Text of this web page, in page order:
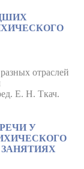
отраслей
Е. Н. Ткач.
У